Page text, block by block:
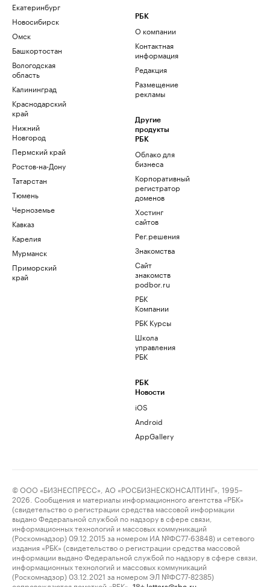
Екатеринбург
Новосибирск
Омск
Башкортостан
Вологодская
область
Калининград
Краснодарский
край
Нижний
Новгород
Пермский край
Ростов-на-Дону
Татарстан
Тюмень
Черноземье
Кавказ
Карелия
Мурманск
Приморский
край
РБК
О компании
Контактная
информация
Редакция
Размещение
рекламы
Другие
продукты
РБК
Облако для
бизнеса
Корпоративный
регистратор
доменов
Хостинг
сайтов
Рег.решения
Знакомства
Сайт
знакомств
podbor.ru
РБК
Компании
РБК Курсы
Школа
управления
РБК
РБК
Новости
iOS
Android
AppGallery
© ООО «БИЗНЕСПРЕСС», АО «РОСБИЗНЕСКОНСАЛТИНГ», 1995–
2026. Сообщения и материалы информационного агентства «РБК»
(свидетельство о регистрации средства массовой информации
выдано Федеральной службой по надзору в сфере связи,
информационных технологий и массовых коммуникаций
(Роскомнадзор) 09.12.2015 за номером ИА №ФС77-63848) и сетевого
издания «РБК» (свидетельство о регистрации средства массовой
информации выдано Федеральной службой по надзору в сфере связи,
информационных технологий и массовых коммуникаций
(Роскомнадзор) 03.12.2021 за номером ЭЛ №ФС77-82385)